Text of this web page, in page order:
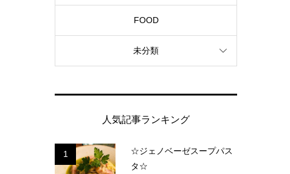
FOOD
未分類
人気記事ランキング
1
☆ジェノベーゼスープパス
タ☆